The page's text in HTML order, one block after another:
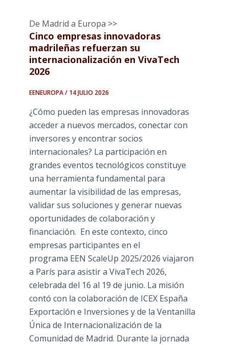
De Madrid a Europa >>
Cinco empresas innovadoras
madrileñas refuerzan su
internacionalización en VivaTech
2026
EENEUROPA / 14 JULIO 2026
¿Cómo pueden las empresas innovadoras
acceder a nuevos mercados, conectar con
inversores y encontrar socios
internacionales? La participación en
grandes eventos tecnológicos constituye
una herramienta fundamental para
aumentar la visibilidad de las empresas,
validar sus soluciones y generar nuevas
oportunidades de colaboración y
financiación. En este contexto, cinco
empresas participantes en el
programa EEN ScaleUp 2025/2026 viajaron
a París para asistir a VivaTech 2026,
celebrada del 16 al 19 de junio. La misión
contó con la colaboración de ICEX España
Exportación e Inversiones y de la Ventanilla
Única de Internacionalización de la
Comunidad de Madrid. Durante la jornada